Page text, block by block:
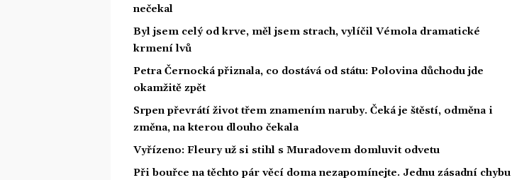
nečekal
Byl jsem celý od krve, měl jsem strach, vylíčil Vémola dramatické
krmení lvů
Petra Černocká přiznala, co dostává od státu: Polovina důchodu jde
okamžitě zpět
Srpen převrátí život třem znamením naruby. Čeká je štěstí, odměna i
změna, na kterou dlouho čekala
Vyřízeno: Fleury už si stihl s Muradovem domluvit odvetu
Při bouřce na těchto pár věcí doma nezapomínejte. Jednu zásadní chybu